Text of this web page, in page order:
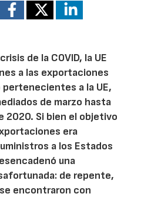
de la COVID, la UE
a las exportaciones
pertenecientes a la UE,
de marzo hasta
2020. Si bien el objetivo
era
a los Estados
una
de repente,
encontraron con